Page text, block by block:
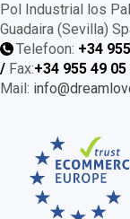
Pol Industrial los
Guadaira (Sevilla)
Telefoon: +34
/ Fax:+34 955 49 05
Mail: